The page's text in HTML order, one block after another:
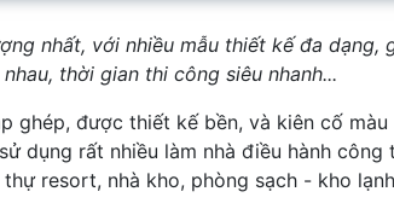
nhất, với nhiều mẫu thiết kế đa dạng,
thời gian thi công siêu nhanh...
ghép, được thiết kế bền, và kiên cố
dụng rất nhiều làm nhà điều hành công
resort, nhà kho, phòng sạch - kho